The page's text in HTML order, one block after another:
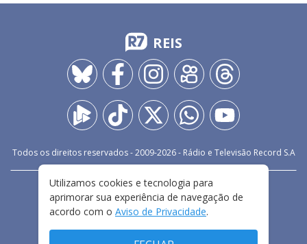
REIS
Todos os direitos reservados - 2009-2026- Rádio e Televisão Record S.A
FALE CONOSCO
PRIVACIDADE
TERMOS E CONDIÇÕES DE USO
Utilizamos cookies e tecnologia para
aprimorar sua experiência de navegação de
acordo com o Aviso de Privacidade.